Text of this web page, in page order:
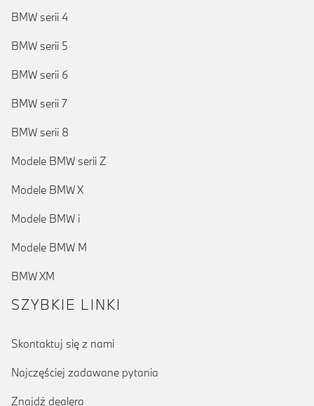
BMW serii 4
BMW serii 5
BMW serii 6
BMW serii 7
BMW serii 8
Modele BMW serii Z
Modele BMW X
Modele BMW i
Modele BMW M
BMW XM
SZYBKIE LINKI
Skontaktuj się z nami
Najczęściej zadawane pytania
Znajdź dealera